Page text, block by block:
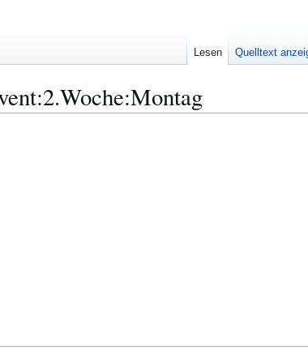
Lesen Quelltext